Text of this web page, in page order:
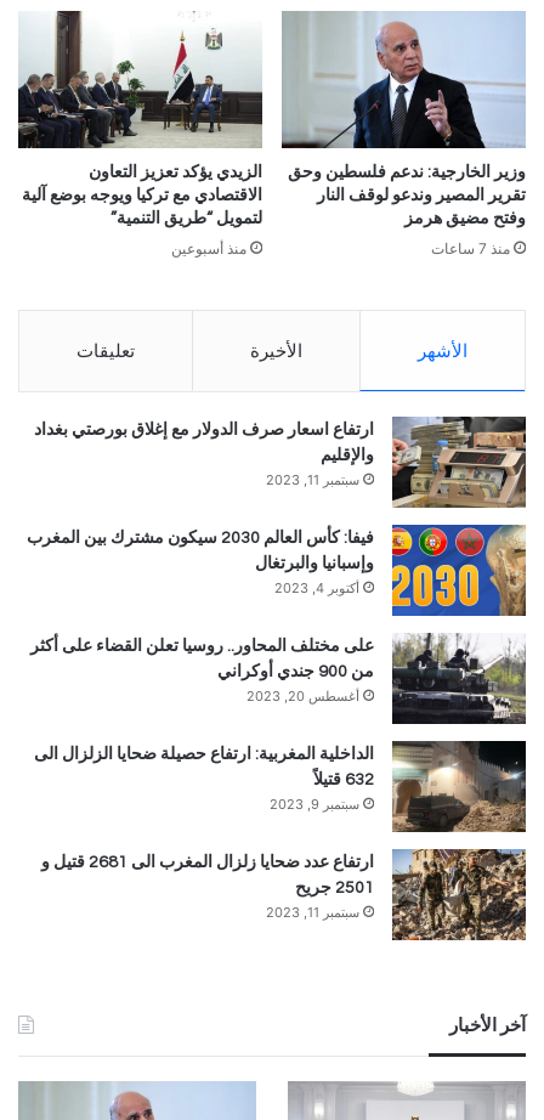
وزير الخارجية: ندعم فلسطين وحق
تقرير المصير وندعو لوقف النار
وفتح مضيق هرمز
منذ 7 ساعات
الزيدي يؤكد تعزيز التعاون
الاقتصادي مع تركيا ويوجه بوضع آلية
لتمويل “طريق التنمية”
منذ أسبوعين
الأشهر الأخيرة تعليقات
ارتفاع اسعار صرف الدولار مع إغلاق بورصتي بغداد
والإقليم
سبتمبر 11, 2023
فيفا: كأس العالم 2030 سيكون مشترك بين المغرب
وإسبانيا والبرتغال
أكتوبر 4, 2023
على مختلف المحاور.. روسيا تعلن القضاء على أكثر
من 900 جندي أوكراني
أغسطس 20, 2023
الداخلية المغربية: ارتفاع حصيلة ضحايا الزلزال الى
632 قتيلاً
سبتمبر 9, 2023
ارتفاع عدد ضحايا زلزال المغرب الى 2681 قتيل و
2501 جريح
سبتمبر 11, 2023
آخر الأخبار